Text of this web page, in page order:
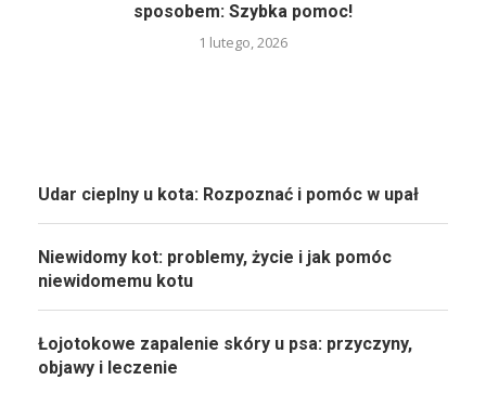
sposobem: Szybka pomoc!
1 lutego, 2026
Udar cieplny u kota: Rozpoznać i pomóc w upał
Niewidomy kot: problemy, życie i jak pomóc
niewidomemu kotu
Łojotokowe zapalenie skóry u psa: przyczyny,
objawy i leczenie